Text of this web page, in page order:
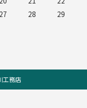
27 28
29
工務店